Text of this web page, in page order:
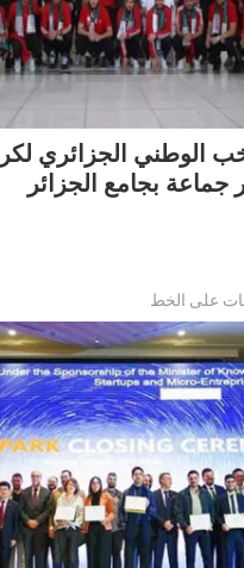
الوطني الجزائري
جماعة بجامع الجزائر
على الخط